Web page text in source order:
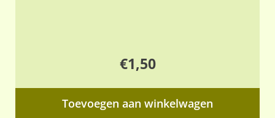
€1,50
Toevoegen aan winkelwagen